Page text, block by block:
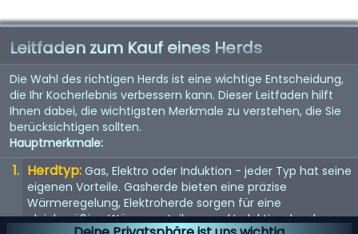
Leitfaden zum Kauf eines Herds
Die Wahl des richtigen Herds ist eine wichtige Entscheidung,
die Ihr Kocherlebnis verbessern kann. Dieser Leitfaden hilft
Ihnen dabei, die wichtigsten Merkmale zu verstehen, die Sie
berücksichtigen sollten.
Hauptmerkmale:
Herdtyp: Gas, Elektro oder Induktion - jeder Typ hat seine
eigenen Vorteile. Gasherde bieten eine präzise
Wärmeregelung, Elektroherde sorgen für eine
gleichmäßige Wärmeverteilung und Induktionsherde